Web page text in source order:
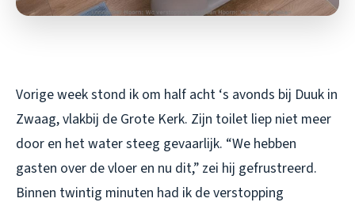
Vorige week stond ik om half acht ‘s avonds bij Duuk in
Zwaag, vlakbij de Grote Kerk. Zijn toilet liep niet meer
door en het water steeg gevaarlijk. “We hebben
gasten over de vloer en nu dit,” zei hij gefrustreerd.
Binnen twintig minuten had ik de verstopping